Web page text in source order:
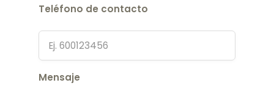
Teléfono de contacto
Mensaje